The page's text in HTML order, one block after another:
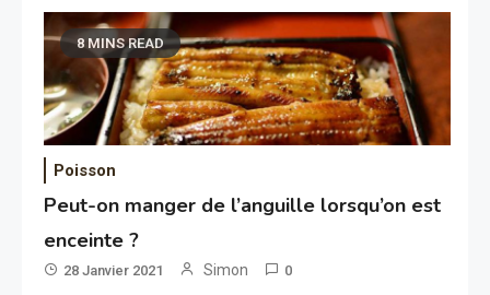
8 MINS READ
Poisson
Peut-on manger de l’anguille lorsqu’on est
enceinte ?
28 Janvier 2021 Simon 0